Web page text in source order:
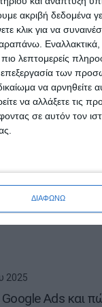
ακριβή δεδομένα
για να
Εναλλακτικά,
λεπτομερείς
των
να αρνηθείτε
να αλλάξετε τις
σε αυτόν τον
ΔΙΑΦΩΝΩ
internet;
2025
2025
Google Ads και